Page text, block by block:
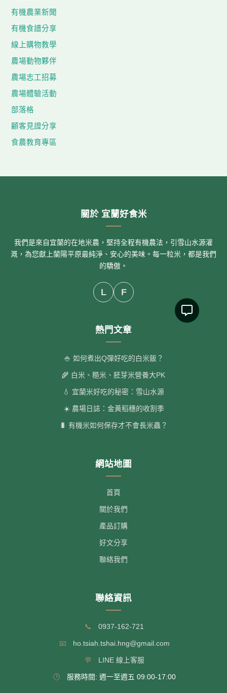
有機農業新聞
有機食譜分享
線上購物教學
農場動物夥伴
農場志工招募
農場體驗活動
部落格
顧客見證分享
食農教育專區
關於 宜蘭好食米
我們是來自宜蘭的在地米農，堅持全程有機農法，引雪山水源灌
溉，為您獻上蘭陽平原最純淨、安心的美味。每一粒米，都是我們
的驕傲。
L F
熱門文章
🍚 如何煮出Q彈好吃的白米飯？
🌾 白米、糙米、胚芽米營養大PK
💧 宜蘭米好吃的秘密：雪山水源
☀️ 農場日誌：金黃稻穗的收割季
🐛 有機米如何保存才不會長米蟲？
網站地圖
首頁
關於我們
產品訂購
好文分享
聯絡我們
聯絡資訊
📞 0937-162-721
📧 ho.tsiah.tshai.hng@gmail.com
💬 LINE 線上客服
🕒 服務時間: 週一至週五 09:00-17:00